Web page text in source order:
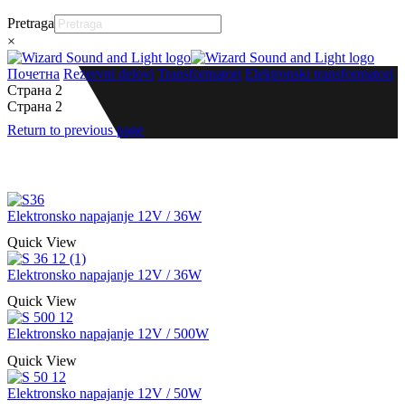
Pretraga
×
Почетна Rezervni delovi Transformatori Elektronski transformatori
Страна 2
Страна 2
Return to previous page
Elektronsko napajanje 12V / 36W
Quick View
Elektronsko napajanje 12V / 36W
Quick View
Elektronsko napajanje 12V / 500W
Quick View
Elektronsko napajanje 12V / 50W